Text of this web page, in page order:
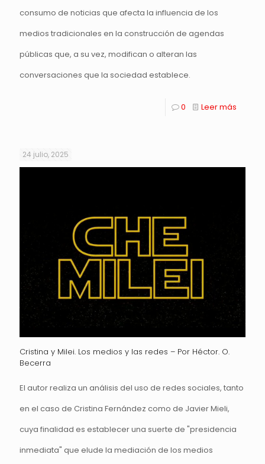
consumo de noticias que afecta la influencia de los
medios tradicionales en la construcción de agendas
públicas que, a su vez, modifican o alteran las
conversaciones que la sociedad establece.
0 Leer más
24 julio, 2025
Cristina y Milei. Los medios y las redes – Por Héctor. O.
Becerra
El autor realiza un análisis del uso de redes sociales, tanto
en el caso de Cristina Fernández como de Javier Mieli,
cuya finalidad es establecer una suerte de "presidencia
inmediata" que elude la mediación de los medios